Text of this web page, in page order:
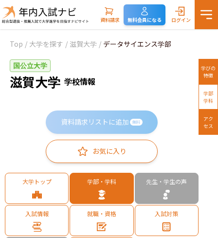
資料請求 無料会員になる ログイン
Top / 大学を探す / 滋賀大学 / データサイエンス学部
国公立大学
滋賀大学 学校情報
資料請求リストに追加 無料
お気に入り
大学トップ 学部・学科 先生・学生の声
入試情報 就職・資格 入試対策
学びの
特徴
学部
学科
アク
セス